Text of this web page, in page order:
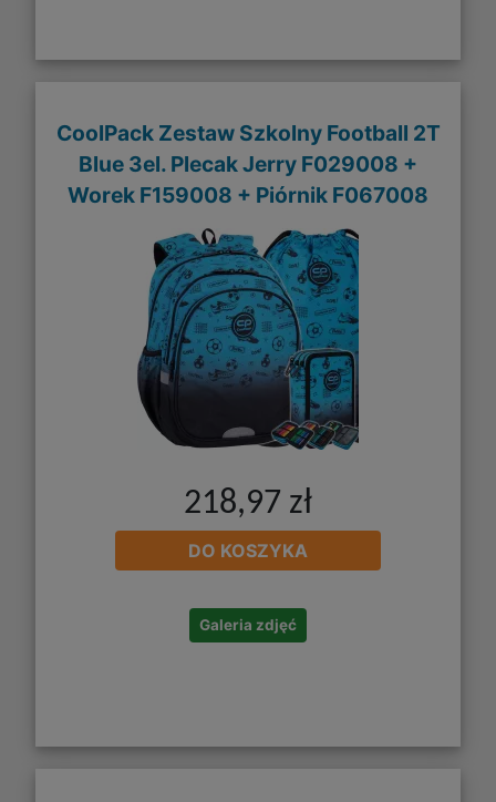
CoolPack Zestaw Szkolny Football 2T
Blue 3el. Plecak Jerry F029008 +
Worek F159008 + Piórnik F067008
218,97 zł
DO KOSZYKA
Galeria zdjęć